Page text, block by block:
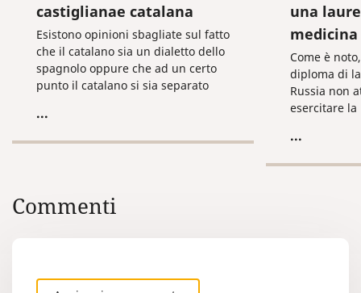
castiglianae catalana
Esistono opinioni sbagliate sul fatto
che il catalano sia un dialetto dello
spagnolo oppure che ad un certo
punto il catalano si sia separato
modificato nel corso del tempo. La
lingua è parlata in Spagna
...
una
medicina
Come è
diploma di
Russia non
esercitare
...
Commenti